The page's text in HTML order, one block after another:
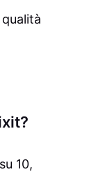
10,